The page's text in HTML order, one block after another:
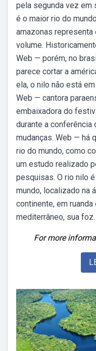
pela segunda vez em
é o maior rio do
amazonas representa
volume.
Web — porém, no
parece cortar a
ela, o nilo não está
Web — cantora
embaixadora do
durante a conferência
mudanças. Web — há
rio do mundo, como
um estudo realizado
pesquisas. O rio nilo
mundo, localizado na
continente, em
mediterrâneo, sua foz.
For more